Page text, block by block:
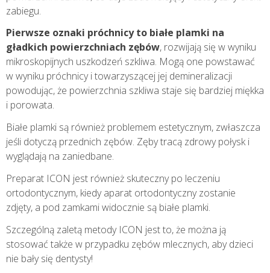
zabiegu.
Pierwsze oznaki próchnicy to białe plamki na
gładkich powierzchniach zębów, rozwijają się w wyniku
mikroskopijnych uszkodzeń szkliwa. Mogą one powstawać
w wyniku próchnicy i towarzyszącej jej demineralizacji
powodując, że powierzchnia szkliwa staje się bardziej miękka
i porowata.
Białe plamki są również problemem estetycznym, zwłaszcza
jeśli dotyczą przednich zębów. Zęby tracą zdrowy połysk i
wyglądają na zaniedbane.
Preparat ICON jest również skuteczny po leczeniu
ortodontycznym, kiedy aparat ortodontyczny zostanie
zdjęty, a pod zamkami widocznie są białe plamki.
Szczególną zaletą metody ICON jest to, że można ją
stosować także w przypadku zębów mlecznych, aby dzieci
nie bały się dentysty!